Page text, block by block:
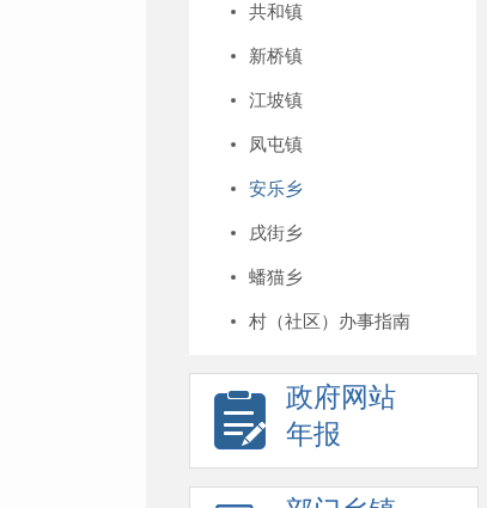
共和镇
新桥镇
江坡镇
凤屯镇
安乐乡
戌街乡
蟠猫乡
村（社区）办事指南
政府网站
年报